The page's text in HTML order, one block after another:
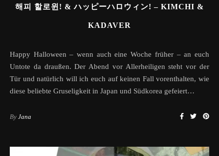
해피 할로윈! & ハッピーハロウィン! – KIMCHI &
KADAVER
Happy Halloween – wenn auch eine Woche früher – an euch
Untote da draußen. Der Abend vor Allerheiligen steht vor der
Tür und natürlich will ich euch auf keinen Fall vorenthalten, wie
diese beliebte Gruseligkeit in Japan und Südkorea gefeiert…
By Jana